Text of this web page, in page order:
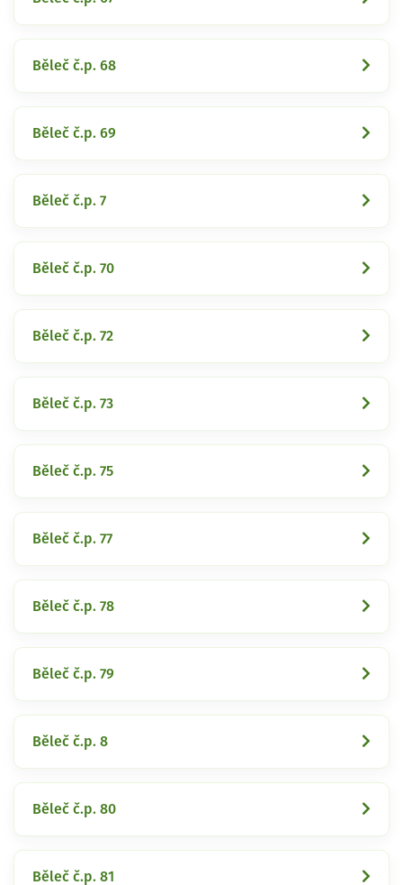
Běleč č.p. 68
Běleč č.p. 69
Běleč č.p. 7
Běleč č.p. 70
Běleč č.p. 72
Běleč č.p. 73
Běleč č.p. 75
Běleč č.p. 77
Běleč č.p. 78
Běleč č.p. 79
Běleč č.p. 8
Běleč č.p. 80
Běleč č.p. 81